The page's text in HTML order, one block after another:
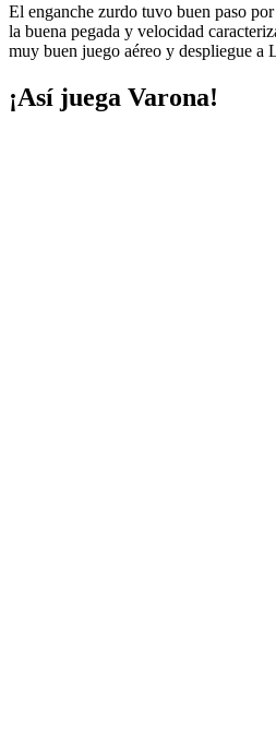
El enganche zurdo tuvo buen paso
la buena pegada y velocidad
muy buen juego aéreo y despliegue a
¡Así juega Varona!